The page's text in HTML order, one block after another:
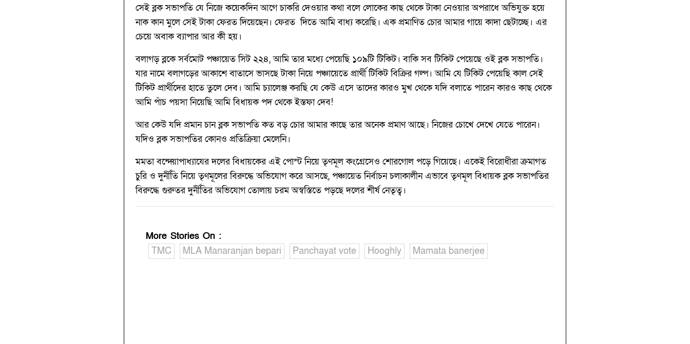
সেই ব্লক সভাপতি যে নিজে কয়েকদিন আগে চাকরি দেওয়ার কথা বলে লোকের কাছ থেকে টাকা নেওয়ার অপরাধে অভিযুক্ত হয়ে
নাক কান মুলে সেই টাকা ফেরত দিয়েছেন। ফেরত দিতে আমি বাধ‍্য করেছি। এক প্রমাণিত চোর আমার গায়ে কাদা ছেটাচ্ছে। এর
চেয়ে অবাক ব‍্যাপার আর কী হয়।
বলাগড় ব্লকে সর্বমোট পঞ্চায়েত সিট ২২৪, আমি তার মধ‍্যে পেয়েছি ১০৯টি টিকিট। বাকি সব টিকিট পেয়েছে ওই ব্লক সভাপতি।
যার নামে বলাগড়ের আকাশে বাতাসে ভাসছে টাকা নিয়ে পঞ্চায়েতে প্রার্থী টিকিট বিক্রির গল্প। আমি যে টিকিট পেয়েছি কাল সেই
টিকিট প্রার্থীদের হাতে তুলে দেব। আমি চ‍্যালেঞ্জ করছি যে কেউ এসে তাদের কারও মুখ থেকে যদি বলাতে পারেন কারও কাছ থেকে
আমি পাঁচ পয়সা নিয়েছি আমি বিধায়ক পদ থেকে ইস্তফা দেব!
আর কেউ যদি প্রমান চান ব্লক সভাপতি কত বড় চোর আমার কাছে তার অনেক প্রমাণ আছে। নিজের চোখে দেখে যেতে পারেন।
যদিও ব্লক সভাপতির কোনও প্রতিক্রিয়া মেলেনি।
মমতা বন্দ্য়োপাধ্যাযের দলের বিধায়কের এই পোস্ট নিয়ে তৃণমূল কংগ্রেসেও শোরগোল পড়ে গিয়েছে। একেই বিরোধীরা ক্রমাগত
চুরি ও দুর্নীতি নিয়ে তৃণমূলের বিরুদ্ধে অভিযোগ করে আসছে, পঞ্চায়েত নির্বাচন চলাকালীন এভাবে তৃণমূল বিধায়ক ব্লক সভাপতির
বিরুদ্ধে গুরুতর দুর্নীতির অভিযোগ তোলায় চরম অস্বস্তিতে পড়ছে দলের শীর্ষ নেতৃত্ব।
More Stories On :
TMC
MLA Manaranjan bepari Panchayat vote Hooghly Mamata banerjee